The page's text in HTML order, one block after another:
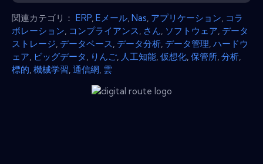
関連カテゴリ： ERP Eメール Nas アプリケーション コラ
ボレーション コンプライアンス さん ソフトウェア データ
ストレージ データベース データ分析 データ管理 ハードウ
ェア ビッグデータ りんご 人工知能 仮想化 保管所 分析
標的 機械学習 通信網 雲